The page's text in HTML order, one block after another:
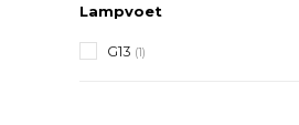
Lampvoet
G13 (1)